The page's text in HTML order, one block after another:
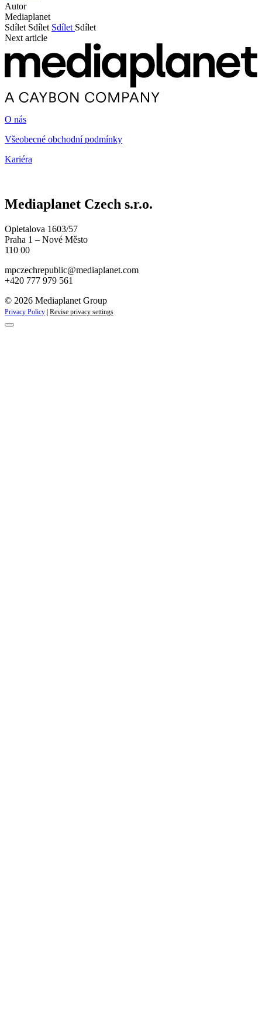
Autor
Mediaplanet
Sdílet Sdílet Sdílet Sdílet
Next article
O nás
Všeobecné obchodní podmínky
Kariéra
Mediaplanet Czech s.r.o.
Opletalova 1603/57
Praha 1 – Nové Město
110 00
mpczechrepublic@mediaplanet.com
+420 777 979 561
© 2026 Mediaplanet Group
Privacy Policy | Revise privacy settings